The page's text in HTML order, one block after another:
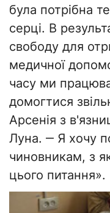
була потрібна
серці. В
свободу для
медичної
часу ми
домогтися
Арсенія з
Луна. ‒ Я хочу
чиновникам, з
цього питання».